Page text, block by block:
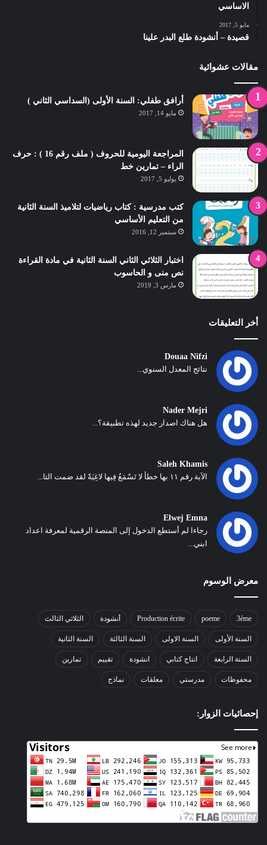
الاساسي
مايو 5, 2017
قصيدة – أنشودة طلع البدر علينا
مقالات عشوائية
أرافق طفلي: السنة الأولى (السداسي الثاني )
مايو 14, 2017
المراجعة اليومية للحروف ( ملف رقم 16 ) : حرف
الراء – تمارين خط
يوليو 5, 2017
كتب مدرسية : كتاب رياضيات لتلاميذ السنة الثانية
من التعليم الأساسي
سبتمبر 12, 2016
اختبار الثلاثي الثاني السنة الثانية في مادة القراءة
نص منى و الحاسوب
مارس 3, 2019
أخر التعليقات
Douaa Nifzi
نتائج المعدل السنوي...
Nader Mejri
هل هناك اصدار جديد لهذه تطبيقة؟...
Saleh Khamis
الآية رقم ١١ بها خطأ لا تَسْمَعُ فِيها لاغِيَةً لقد ضمت التا...
Elwej Emna
رجاءا لم أستطع الدخول إلى المنصة الرقمية لمعرفة اعداد
ابني...
معرض الوسوم
3éme
poeme
Production écrite أنشودة الثلاثي الثالث
السنة الأولى السنة الاولى السنة الثالثة السنة الثانية
السنة الرابعة انتاج كتابي انشودة تقييم تمارين
محفوظات مدرستي معلقات نماذج
إحصائيات الزوار: